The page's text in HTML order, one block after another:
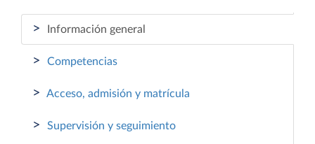
> Información general
> Competencias
> Acceso, admisión y matrícula
> Supervisión y seguimiento